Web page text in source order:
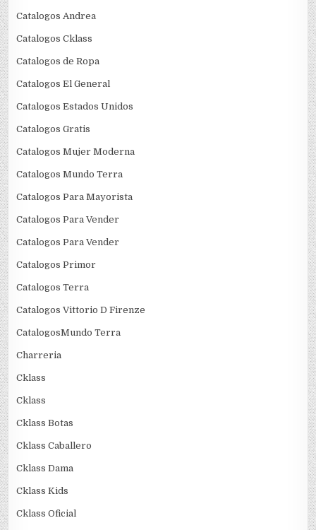
Catalogos Andrea
Catalogos Cklass
Catalogos de Ropa
Catalogos El General
Catalogos Estados Unidos
Catalogos Gratis
Catalogos Mujer Moderna
Catalogos Mundo Terra
Catalogos Para Mayorista
Catalogos Para Vender
Catalogos Para Vender
Catalogos Primor
Catalogos Terra
Catalogos Vittorio D Firenze
CatalogosMundo Terra
Charreria
Cklass
Cklass
Cklass Botas
Cklass Caballero
Cklass Dama
Cklass Kids
Cklass Oficial